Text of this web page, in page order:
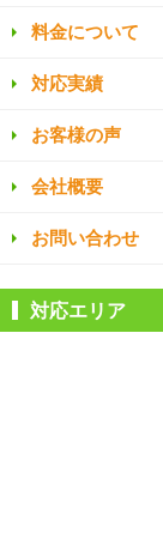
料金について
対応実績
お客様の声
会社概要
お問い合わせ
対応エリア